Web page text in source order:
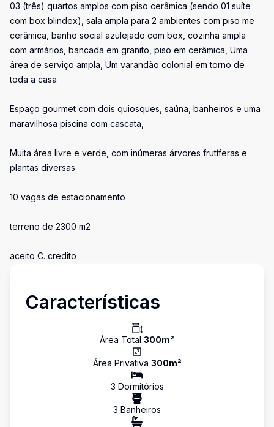
03 (três) quartos amplos com piso cerâmica (sendo 01 suíte
com box blindex), sala ampla para 2 ambientes com piso me
cerâmica, banho social azulejado com box, cozinha ampla
com armários, bancada em granito, piso em cerâmica, Uma
área de serviço ampla, Um varandão colonial em torno de
toda a casa
Espaço gourmet com dois quiosques, saúna, banheiros e uma
maravilhosa piscina com cascata,
Muita área livre e verde, com inúmeras árvores frutíferas e
plantas diversas
10 vagas de estacionamento
terreno de 2300 m2
aceito C. credito
Características
Área Total 300m²
Área Privativa 300m²
3 Dormitórios
3 Banheiros